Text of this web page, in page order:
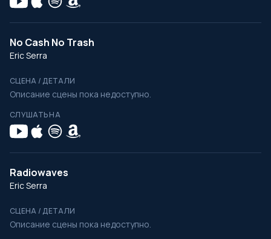
No Cash No Trash
Eric Serra
СЦЕНА / ДЕТАЛИ
Описание сцены пока недоступно.
СЛУШАТЬ НА
Radiowaves
Eric Serra
СЦЕНА / ДЕТАЛИ
Описание сцены пока недоступно.